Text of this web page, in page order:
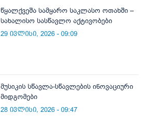
წყალქვეშა სამყარო საკლასო ოთახში –
სახალისო სასწავლო აქტივობები
29 ივლისი, 2026 - 09:09
მუსიკის სწავლა-სწავლების ინოვაციური
მიდგომები
28 ივლისი, 2026 - 09:47